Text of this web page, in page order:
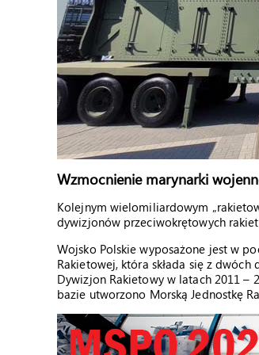
Wzmocnienie marynarki
Kolejnym wielomiliardowym
dywizjonów przeciwokrętowych
Wojsko Polskie wyposażone jest w
Rakietowej, która składa się z
Dywizjon Rakietowy w latach 2011 –
bazie utworzono Morską Jednostkę